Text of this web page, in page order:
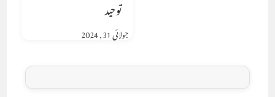
توحید
جولائی 31, 2024